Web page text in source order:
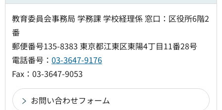
教育委員会事務局 学務課 学校経理係 窓口：区役所6階2
番
郵便番号135-8383 東京都江東区東陽4丁目11番28号
電話番号： 03-3647-9176
Fax：03-3647-9053